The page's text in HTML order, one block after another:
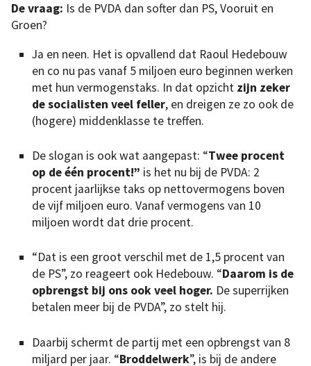
De vraag: Is de PVDA dan softer dan PS, Vooruit en
Groen?
Ja en neen. Het is opvallend dat Raoul Hedebouw
en co nu pas vanaf 5 miljoen euro beginnen werken
met hun vermogenstaks. In dat opzicht zijn zeker
de socialisten veel feller, en dreigen ze zo ook de
(hogere) middenklasse te treffen.
De slogan is ook wat aangepast: “Twee procent
op de één procent!” is het nu bij de PVDA: 2
procent jaarlijkse taks op nettovermogens boven
de vijf miljoen euro. Vanaf vermogens van 10
miljoen wordt dat drie procent.
“Dat is een groot verschil met de 1,5 procent van
de PS”, zo reageert ook Hedebouw. “Daarom is de
opbrengst bij ons ook veel hoger. De superrijken
betalen meer bij de PVDA”, zo stelt hij.
Daarbij schermt de partij met een opbrengst van 8
miljard per jaar. “Broddelwerk”, is bij de andere